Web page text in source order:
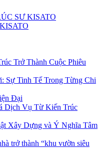
SƯ KISATO
Trở Thành Cuộc Phiêu
Sự Tinh Tế Trong Từng Chi
Đại
Dịch Vụ Từ Kiến Trúc
Xây Dựng và Ý Nghĩa Tâm
trở thành “khu vườn siêu